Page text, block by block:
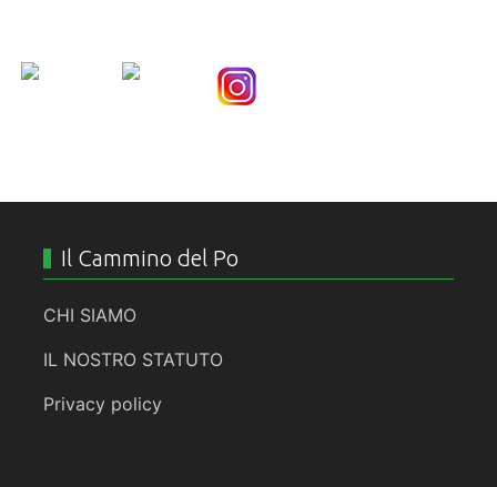
Il Cammino del Po
CHI SIAMO
IL NOSTRO STATUTO
Privacy policy